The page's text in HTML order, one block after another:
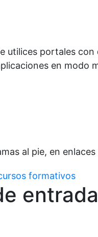
utilices portales
en modo
al pie, en
formativos